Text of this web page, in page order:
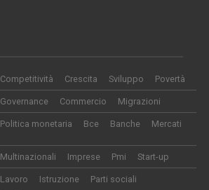
Competitività Crescita Sviluppo Povertà
Governance Commercio Migrazioni
Politica monetaria Bce Banche Mercati
Multinazionali Imprese Pmi Start-up
Lavoro Istruzione
Parti sociali